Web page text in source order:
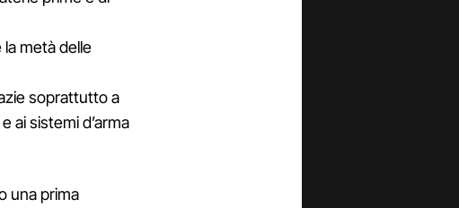
la metà delle
soprattutto a
ai sistemi d’arma
una prima